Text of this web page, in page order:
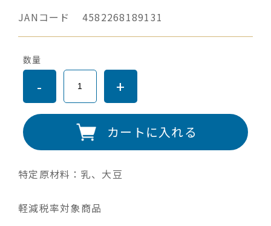
JANコード 4582268189131
数量
- +
カートに入れる
特定原材料：乳、大豆
軽減税率対象商品